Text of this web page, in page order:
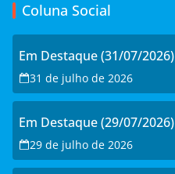
Coluna Social
Em Destaque (31/07/2026)
31 de julho de 2026
Em Destaque (29/07/2026)
29 de julho de 2026